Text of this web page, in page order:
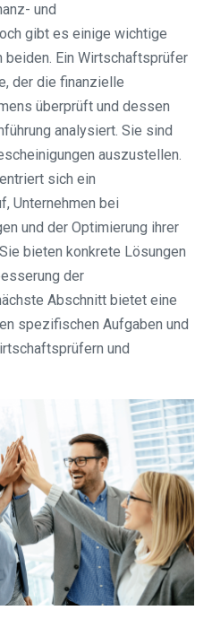
und
gibt es einige wichtige
Ein Wirtschaftsprüfer
der die finanzielle
überprüft und dessen
analysiert. Sie sind
auszustellen.
sich ein
Unternehmen bei
und der Optimierung ihrer
bieten konkrete Lösungen
der
Abschnitt bietet eine
spezifischen Aufgaben und
und